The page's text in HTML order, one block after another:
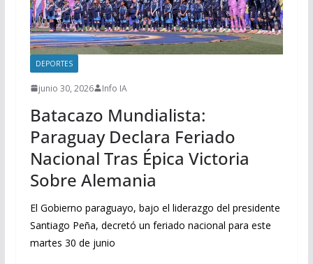
DEPORTES
junio 30, 2026 Info IA
Batacazo Mundialista:
Paraguay Declara Feriado
Nacional Tras Épica Victoria
Sobre Alemania
El Gobierno paraguayo, bajo el liderazgo del presidente
Santiago Peña, decretó un feriado nacional para este
martes 30 de junio